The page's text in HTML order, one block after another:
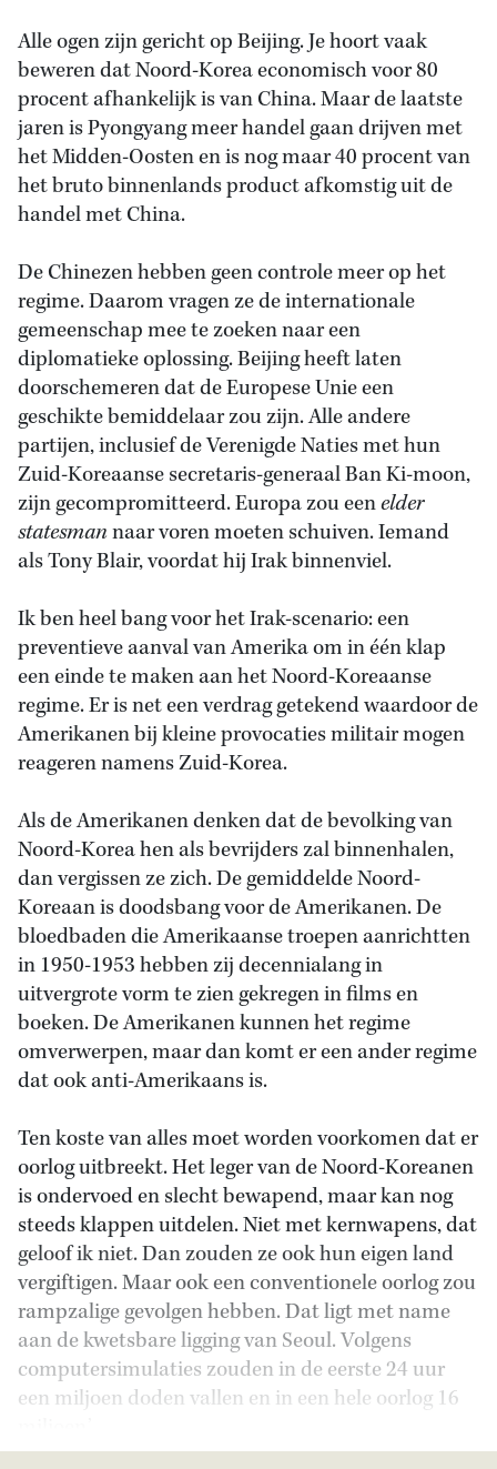
Alle ogen zijn gericht op Beijing. Je hoort vaak
beweren dat Noord-Korea economisch voor 80
procent afhankelijk is van China. Maar de laatste
jaren is Pyongyang meer handel gaan drijven met
het Midden-Oosten en is nog maar 40 procent van
het bruto binnenlands product afkomstig uit de
handel met China.
De Chinezen hebben geen controle meer op het
regime. Daarom vragen ze de internationale
gemeenschap mee te zoeken naar een
diplomatieke oplossing. Beijing heeft laten
doorschemeren dat de Europese Unie een
geschikte bemiddelaar zou zijn. Alle andere
partijen, inclusief de Verenigde Naties met hun
Zuid-Koreaanse secretaris-generaal Ban Ki-moon,
zijn gecompromitteerd. Europa zou eenelder
statesmannaar voren moeten schuiven. Iemand
als Tony Blair, voordat hij Irak binnenviel.
Ik ben heel bang voor het Irak-scenario: een
preventieve aanval van Amerika om in één klap
een einde te maken aan het Noord-Koreaanse
regime. Er is net een verdrag getekend waardoor de
Amerikanen bij kleine provocaties militair mogen
reageren namens Zuid-Korea.
Als de Amerikanen denken dat de bevolking van
Noord-Korea hen als bevrijders zal binnenhalen,
dan vergissen ze zich. De gemiddelde Noord-
Koreaan is doodsbang voor de Amerikanen. De
bloedbaden die Amerikaanse troepen aanrichtten
in 1950-1953 hebben zij decennialang in
uitvergrote vorm te zien gekregen in films en
boeken. De Amerikanen kunnen het regime
omverwerpen, maar dan komt er een ander regime
dat ook anti-Amerikaans is.
Ten koste van alles moet worden voorkomen dat er
oorlog uitbreekt. Het leger van de Noord-Koreanen
is ondervoed en slecht bewapend, maar kan nog
steeds klappen uitdelen. Niet met kernwapens, dat
geloof ik niet. Dan zouden ze ook hun eigen land
vergiftigen. Maar ook een conventionele oorlog zou
rampzalige gevolgen hebben. Dat ligt met name
aan de kwetsbare ligging van Seoul. Volgens
computersimulaties zouden in de eerste 24 uur
een miljoen doden vallen en in een hele oorlog 16